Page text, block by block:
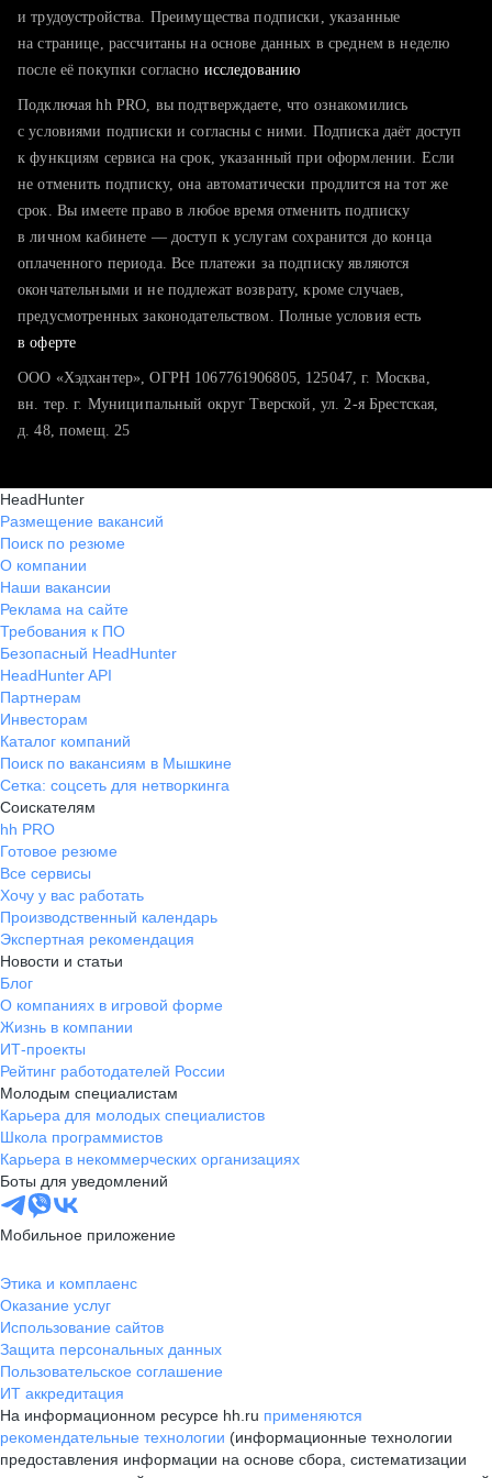
тратите много времени на поиск и вручную поднимаете
хотите сравнить себя с конкурентами и оценить шансы
и трудоустройства. Преимущества подписки, указанные
на странице, рассчитаны на основе данных в среднем в неделю
после её покупки согласно исследованию
Подключая hh PRO, вы подтверждаете, что ознакомились
с условиями подписки и согласны с ними. Подписка даёт доступ
к функциям сервиса на срок, указанный при оформлении. Если
не отменить подписку, она автоматически продлится на тот же
срок. Вы имеете право в любое время отменить подписку
в личном кабинете — доступ к услугам сохранится до конца
оплаченного периода. Все платежи за подписку являются
окончательными и не подлежат возврату, кроме случаев,
предусмотренных законодательством. Полные условия есть
в оферте
ООО «Хэдхантер», ОГРН 1067761906805, 125047, г. Москва,
вн. тер. г. Муниципальный округ Тверской, ул. 2-я Брестская,
д. 48, помещ. 25
HeadHunter
Размещение вакансий
Поиск по резюме
О компании
Наши вакансии
Реклама на сайте
Требования к ПО
Безопасный HeadHunter
HeadHunter API
Партнерам
Инвесторам
Каталог компаний
Поиск по вакансиям в Мышкине
Сетка: соцсеть для нетворкинга
Соискателям
hh PRO
Готовое резюме
Все сервисы
Хочу у вас работать
Производственный календарь
Экспертная рекомендация
Новости и статьи
Блог
О компаниях в игровой форме
Жизнь в компании
ИТ-проекты
Рейтинг работодателей России
Молодым специалистам
Карьера для молодых специалистов
Школа программистов
Карьера в некоммерческих организациях
Боты для уведомлений
Мобильное приложение
Этика и комплаенс
Оказание услуг
Использование сайтов
Защита персональных данных
Пользовательское соглашение
ИТ аккредитация
На информационном ресурсе hh.ru применяются
рекомендательные технологии (информационные технологии
предоставления информации на основе сбора, систематизации